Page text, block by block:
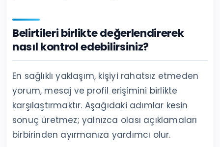
Belirtileri birlikte değerlendirerek
nasıl kontrol edebilirsiniz?
En sağlıklı yaklaşım, kişiyi rahatsız etmeden
yorum, mesaj ve profil erişimini birlikte
karşılaştırmaktır. Aşağıdaki adımlar kesin
sonuç üretmez; yalnızca olası açıklamaları
birbirinden ayırmanıza yardımcı olur.